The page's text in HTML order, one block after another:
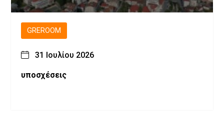
GREROOM
31 Ιουλίου 2026
υποσχέσεις